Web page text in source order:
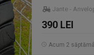
Jante -
390 LEI
Acum 2